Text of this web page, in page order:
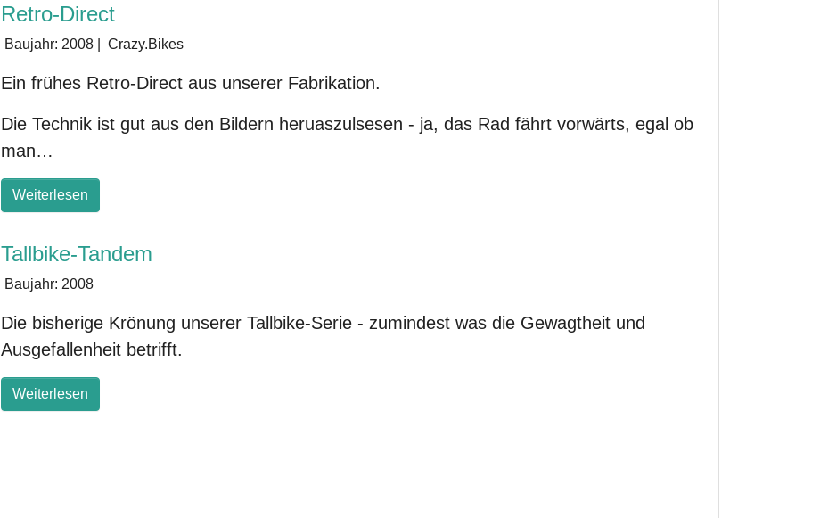
Retro-Direct
Baujahr: 2008 Crazy.Bikes
Ein frühes Retro-Direct aus unserer Fabrikation.
Die Technik ist gut aus den Bildern heruaszulsesen - ja, das Rad fährt vorwärts, egal ob
man…
Weiterlesen
Tallbike-Tandem
Baujahr: 2008
Die bisherige Krönung unserer Tallbike-Serie - zumindest was die Gewagtheit und
Ausgefallenheit betrifft.
Weiterlesen